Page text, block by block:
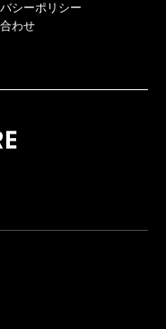
シーポリシー
わせ